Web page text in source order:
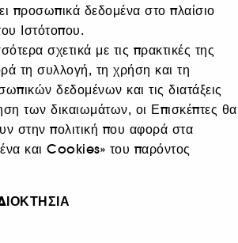
προσωπικά δεδομένα στο πλαίσιο
Ιστότοπου.
σχετικά με τις πρακτικές της
τη συλλογή, τη χρήση και τη
δεδομένων και τις διατάξεις
των δικαιωμάτων, οι Επισκέπτες θα
στην πολιτική που αφορά στα
και Cookies» του παρόντος